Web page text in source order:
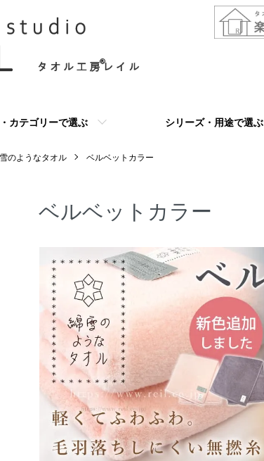
カテゴリーで選ぶ シリーズ・用途で選ぶ
のようなタオル ベルベットカラー
ベルベットカラー